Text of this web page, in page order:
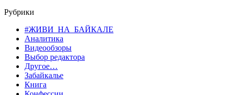
Рубрики
#ЖИВИ_НА_БАЙКАЛЕ
Аналитика
Видеообзоры
Выбор редактора
Другое…
Забайкалье
Книга